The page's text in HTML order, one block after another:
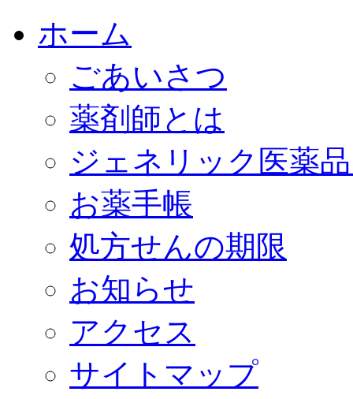
ホーム
ごあいさつ
薬剤師とは
ジェネリック医薬
お薬手帳
処方せんの期限
お知らせ
アクセス
サイトマップ